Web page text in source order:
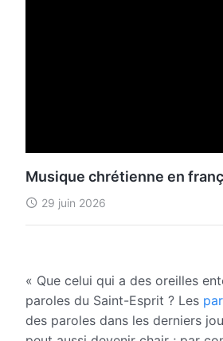
Musique chrétienne en
29 juin 2026
« Que celui qui a des oreilles
paroles du Saint-Esprit ? Les
des paroles dans les derniers